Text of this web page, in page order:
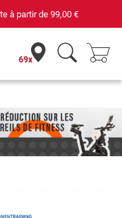
à partir de 99,00 €
69x